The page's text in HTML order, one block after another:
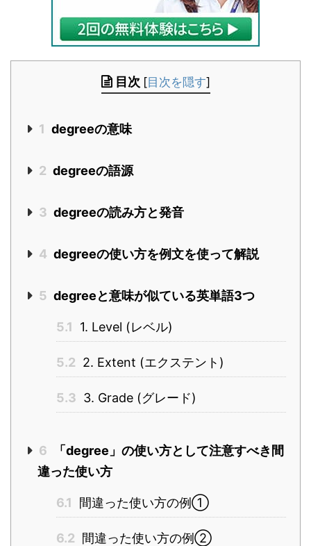
目次 [目次を隠す]
1 degreeの意味
2 degreeの語源
3 degreeの読み方と発音
4 degreeの使い方を例文を使って解説
5 degreeと意味が似ている英単語3つ
5.1 1. Level (レベル)
5.2 2. Extent (エクステント)
5.3 3. Grade (グレード)
6
「degree」の使い方として注意すべき間
違った使い方
6.1 間違った使い方の例①
6.2 間違った使い方の例②